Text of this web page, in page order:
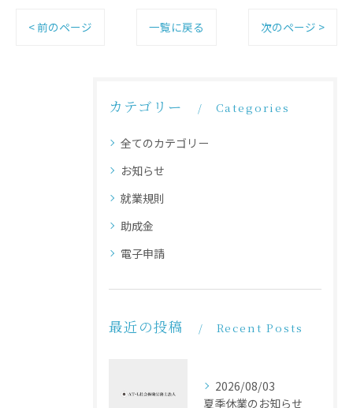
< 前のページ 一覧に戻る 次のページ >
カテゴリー Categories
全てのカテゴリー
お知らせ
就業規則
助成金
電子申請
最近の投稿 Recent Posts
2026/08/03
夏季休業のお知らせ